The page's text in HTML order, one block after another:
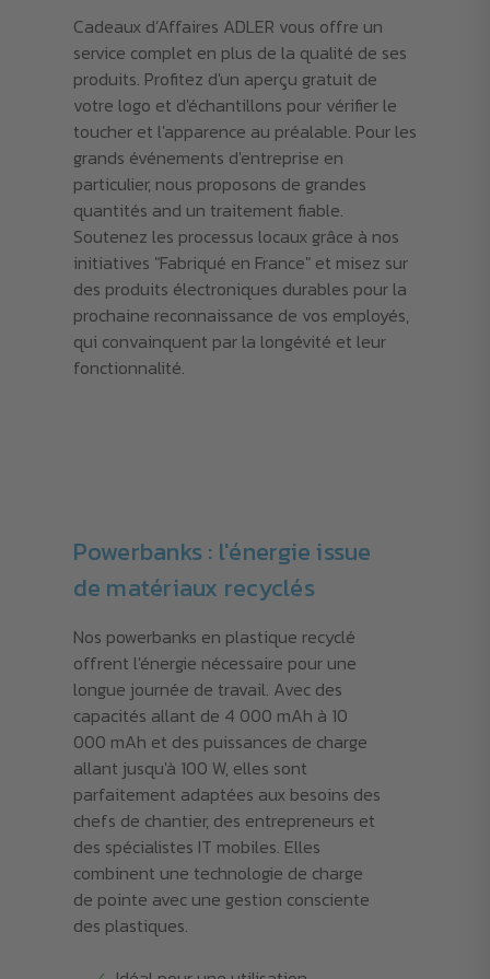
Cadeaux d’Affaires ADLER vous offre un
service complet en plus de la qualité de ses
produits. Profitez d'un aperçu gratuit de
votre logo et d'échantillons pour vérifier le
toucher et l'apparence au préalable. Pour les
grands événements d'entreprise en
particulier, nous proposons de grandes
quantités and un traitement fiable.
Soutenez les processus locaux grâce à nos
initiatives "Fabriqué en France" et misez sur
des produits électroniques durables pour la
prochaine reconnaissance de vos employés,
qui convainquent par la longévité et leur
fonctionnalité.
Powerbanks : l'énergie issue
de matériaux recyclés
Nos powerbanks en plastique recyclé
offrent l'énergie nécessaire pour une
longue journée de travail. Avec des
capacités allant de 4 000 mAh à 10
000 mAh et des puissances de charge
allant jusqu'à 100 W, elles sont
parfaitement adaptées aux besoins des
chefs de chantier, des entrepreneurs et
des spécialistes IT mobiles. Elles
combinent une technologie de charge
de pointe avec une gestion consciente
des plastiques.